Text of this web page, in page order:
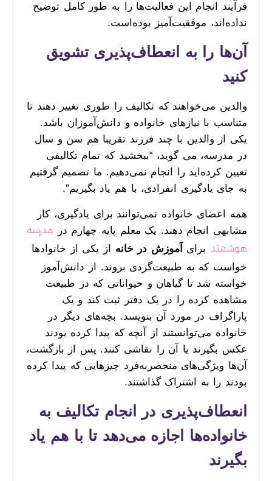
فرآیند انجام این فعالیت‌ها را به طور کامل توضیح
نداده‌‌‌اند، موفقیت‌آمیز بوده‌است.
آن‌ها را به انعطاف‌پذیری تشویق
کنید
والدین می‌خواهند که تکالیف را طوری تغییر دهند تا
متناسب با نیازهای خانواده و دانش‌آموزان باشد.
یکی از والدین با چند فرزند تقریبا هم سن و سال
در مدرسه، می گوید، “ببخشید که تمام تکالیفی
تعیین کرده‌اید را انجام نمی‌دهیم. ما تصمیم گرفتیم
به جای یادگیری انفرادی، با هم یاد بگیریم”.
همه اعضای خانواده نمی‌توانند برای یادگیری، کار
مشابهی انجام دهند. یک معلم پایه چهارم در مدرسه
هوشمند برای آموزش در خانه از یکی از خانوادها
خواست که به طبیعت‌گردی بروند. از دانش‌آموز
خواسته شد تا گیاهان و حیواناتی که در طبیعت
مشاهده کرده را در یک دفتر ثبت کند و یک
پاراگراف در مورد آن بنویسد. بچه‌های دیگر در
خانواده می‌توانستند از آنچه که پیدا کرده بودند
عکس بگیرند یا آن را نقاشی کنند. پس از بازگشت،
آن‌ها ویژگی‌های منحصربه‌فرد چیزهایی که پیدا کرده
بودند را به اشتراک گذاشتند.
انعطاف‌پذیری در انجام تکالیف به
خانواده‌ها اجازه می‌دهد تا با هم یاد
بگیرند